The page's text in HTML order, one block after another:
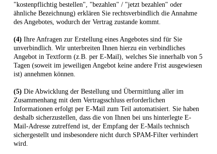
"kostenpflichtig bestellen", "bezahlen" / "jetzt bezahlen" oder
ähnliche Bezeichnung) erklären Sie rechtsverbindlich die Annahme
des Angebotes, wodurch der Vertrag zustande kommt.
(4) Ihre Anfragen zur Erstellung eines Angebotes sind für Sie
unverbindlich. Wir unterbreiten Ihnen hierzu ein verbindliches
Angebot in Textform (z.B. per E-Mail), welches Sie innerhalb von 5
Tagen (soweit im jeweiligen Angebot keine andere Frist ausgewiesen
ist) annehmen können.
(5) Die Abwicklung der Bestellung und Übermittlung aller im
Zusammenhang mit dem Vertragsschluss erforderlichen
Informationen erfolgt per E-Mail zum Teil automatisiert. Sie haben
deshalb sicherzustellen, dass die von Ihnen bei uns hinterlegte E-
Mail-Adresse zutreffend ist, der Empfang der E-Mails technisch
sichergestellt und insbesondere nicht durch SPAM-Filter verhindert
wird.